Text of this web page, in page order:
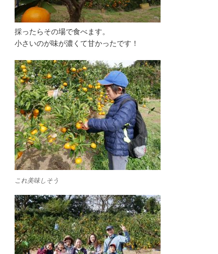
採ったらその場で食べます。
小さいのが味が濃くて甘かったです！
これ美味しそう